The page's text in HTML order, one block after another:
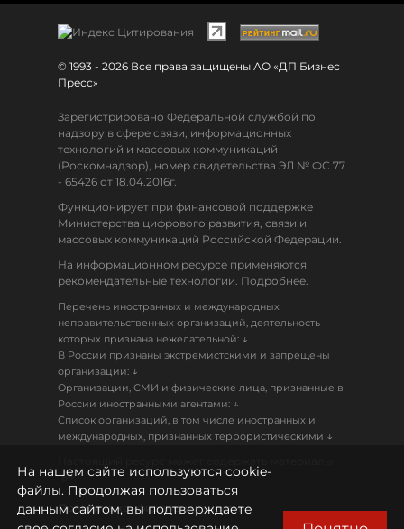
© 1993 - 2026 Все права защищены АО «ДП Бизнес
Пресс»
Зарегистрировано Федеральной службой по
надзору в сфере связи, информационных
технологий и массовых коммуникаций
(Роскомнадзор), номер свидетельства ЭЛ № ФС 77
- 65426 от 18.04.2016г.
Функционирует при финансовой поддержке
Министерства цифрового развития, связи и
массовых коммуникаций Российской Федерации.
На информационном ресурсе применяются
рекомендательные технологии. Подробнее.
Перечень иностранных и международных
неправительственных организаций, деятельность
которых признана нежелательной: ↓
В России признаны экстремистскими и запрещены
организации: ↓
Организации, СМИ и физические лица, признанные в
России иностранными агентами: ↓
Список организаций, в том числе иностранных и
международных, признанных террористическими ↓
18+
Политика конфиденциальности
На нашем сайте используются cookie-
файлы. Продолжая пользоваться
данным сайтом, вы подтверждаете